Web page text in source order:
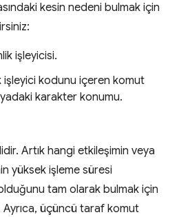
kesin nedeni bulmak için
işleyicisi.
işleyici kodunu içeren komut
karakter konumu.
Artık hangi etkileşimin veya
yüksek işleme süresi
tam olarak bulmak için
üçüncü taraf komut